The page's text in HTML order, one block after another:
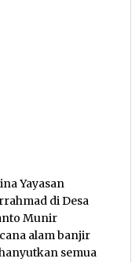
Yayasan
di Desa
Munir
alam banjir
semua